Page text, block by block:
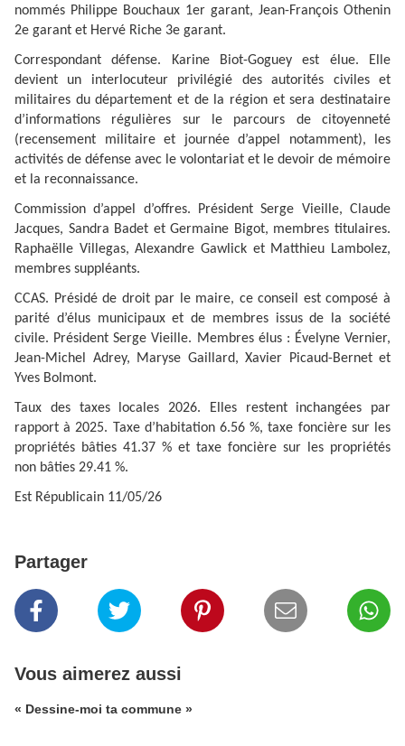
nommés Philippe Bouchaux 1er garant, Jean-François Othenin
2e garant et Hervé Riche 3e garant.
Correspondant défense. Karine Biot-Goguey est élue. Elle
devient un interlocuteur privilégié des autorités civiles et
militaires du département et de la région et sera destinataire
d’informations régulières sur le parcours de citoyenneté
(recensement militaire et journée d’appel notamment), les
activités de défense avec le volontariat et le devoir de mémoire
et la reconnaissance.
Commission d’appel d’offres. Président Serge Vieille, Claude
Jacques, Sandra Badet et Germaine Bigot, membres titulaires.
Raphaëlle Villegas, Alexandre Gawlick et Matthieu Lambolez,
membres suppléants.
CCAS. Présidé de droit par le maire, ce conseil est composé à
parité d’élus municipaux et de membres issus de la société
civile. Président Serge Vieille. Membres élus : Évelyne Vernier,
Jean-Michel Adrey, Maryse Gaillard, Xavier Picaud-Bernet et
Yves Bolmont.
Taux des taxes locales 2026. Elles restent inchangées par
rapport à 2025. Taxe d’habitation 6.56 %, taxe foncière sur les
propriétés bâties 41.37 % et taxe foncière sur les propriétés
non bâties 29.41 %.
Est Républicain 11/05/26
Partager
Vous aimerez aussi
« Dessine-moi ta commune »